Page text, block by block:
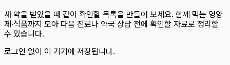
새 약을 받았을 때 같이 확인할 목록을 만들어 보세요. 함께 먹는 영양
제·식품까지 모아 다음 진료나 약국 상담 전에 확인할 자료로 정리할
수 있습니다.
로그인 없이 이 기기에 저장됩니다.